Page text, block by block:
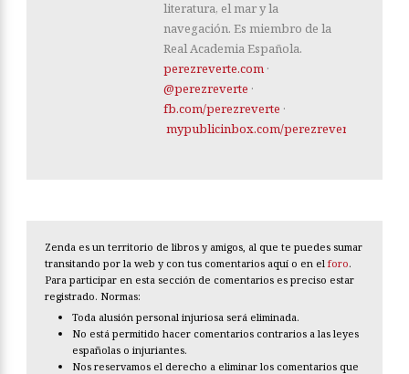
literatura, el mar y la
navegación. Es miembro de la
Real Academia Española.
perezreverte.com ·
@perezreverte ·
fb.com/perezreverte ·
mypublicinbox.com/perezreverte
Zenda es un territorio de libros y amigos, al que te puedes sumar
transitando por la web y con tus comentarios aquí o en el foro.
Para participar en esta sección de comentarios es preciso estar
registrado. Normas:
Toda alusión personal injuriosa será eliminada.
No está permitido hacer comentarios contrarios a las leyes
españolas o injuriantes.
Nos reservamos el derecho a eliminar los comentarios que